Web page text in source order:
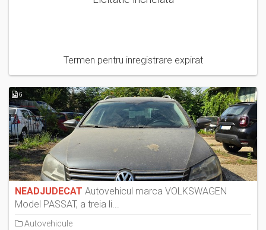
Termen pentru inregistrare expirat
6
NEADJUDECAT Autovehicul marca VOLKSWAGEN
Model PASSAT, a treia li...
Autovehicule